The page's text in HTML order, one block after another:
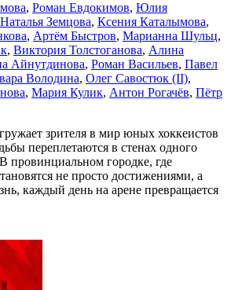
, Роман Евдокимов, Юлия
Наталья Земцова, Ксения Каталымова,
, Артём Быстров, Марианна Шульц,
, Виктория Толстоганова, Алина
Айнутдинова, Роман Васильев, Павел
Володина, Олег Савостюк (II),
, Мария Кулик, Антон Рогачёв, Пётр
зрителя в мир юных хоккеистов
переплетаются в стенах одного
провинциальном городке, где
не просто достижениями, а
каждый день на арене превращается